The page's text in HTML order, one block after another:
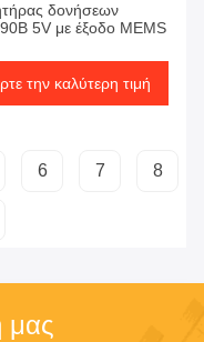
δονήσεων
5V με έξοδο MEMS
την καλύτερη τιμή
6 7 8
μας